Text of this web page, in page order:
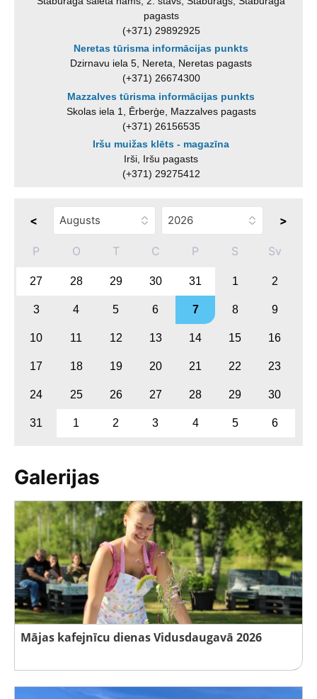
pagasts
(+371) 29892925
Neretas tūrisma informācijas punkts
Dzirnavu iela 5, Nereta, Neretas pagasts
(+371) 26674300
Mazzalves tūrisma informācijas punkts
Skolas iela 1, Ērberģe, Mazzalves pagasts
(+371) 26156535
Iršu muižas klēts - magazīna
Irši, Iršu pagasts
(+371) 29275412
< >
P O T C P S Sv
27 28 29 30 31 1 2
3 4 5 6 7 8 9
10 11 12 13 14 15 16
17 18 19 20 21 22 23
24 25 26 27 28 29 30
31 1 2 3 4 5 6
Galerijas
Mājas kafejnīcu dienas Vidusdaugavā 2026